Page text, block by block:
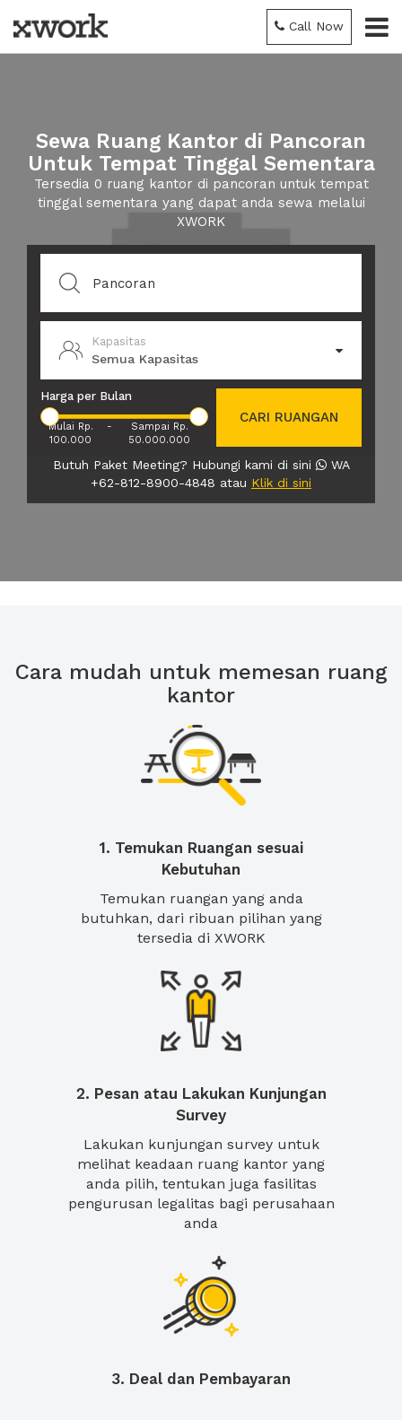
Call Now
Sewa Ruang Kantor di Pancoran
Untuk Tempat Tinggal Sementara
Tersedia 0 ruang kantor di pancoran untuk tempat
tinggal sementara yang dapat anda sewa melalui
XWORK
Kapasitas
Semua Kapasitas
Harga per Bulan
Mulai Rp.
100.000
-
Sampai Rp.
50.000.000
CARI RUANGAN
Butuh Paket Meeting? Hubungi kami di sini
WA
+62-812-8900-4848 atau Klik di sini
Cara mudah untuk memesan ruang
kantor
1. Temukan Ruangan sesuai
Kebutuhan
Temukan ruangan yang anda
butuhkan, dari ribuan pilihan yang
tersedia di XWORK
2. Pesan atau Lakukan Kunjungan
Survey
Lakukan kunjungan survey untuk
melihat keadaan ruang kantor yang
anda pilih, tentukan juga fasilitas
pengurusan legalitas bagi perusahaan
anda
3. Deal dan Pembayaran